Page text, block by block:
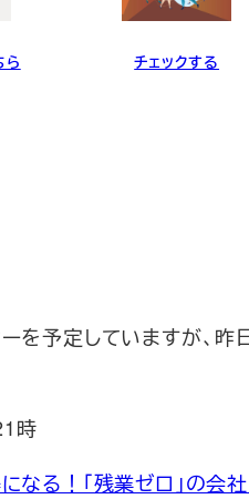
チェックする
を予定していますが、昨
時
なる！「残業ゼロ」の